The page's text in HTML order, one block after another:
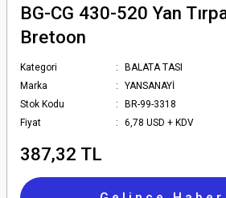
BG-CG 430-520 Yan
Bretoon
Kategori
BALATA TASI
Marka
YANSANAYİ
Stok Kodu
BR-99-3318
Fiyat
6,78 USD + KDV
387,32 TL